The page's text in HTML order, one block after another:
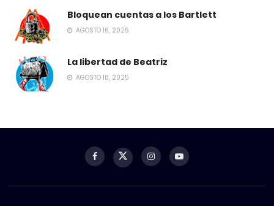
Bloquean cuentas a los Bartlett
AGOSTO 16, 2025
La libertad de Beatriz
AGOSTO 18, 2025